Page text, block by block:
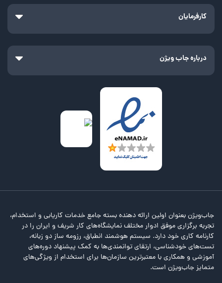
کارفرمایان
درباره جاب ویژن
جاب‌ویژن بعنوان اولین ارائه دهنده بسته جامع خدمات کاریابی و استخدام،
تجربه برگزاری موفق ادوار مختلف نمایشگاه‌های کار شریف و ایران را در
کارنامه کاری خود دارد. سیستم هوشمند انطباق، رزومه ساز دو زبانه،
تست‌های خودشناسی، ارتقای توانمندی‌ها به کمک پیشنهاد دوره‌های
آموزشی و همکاری با معتبرترین سازمان‌ها برای استخدام از ویژگی‌های
متمایز جاب‌ویژن است.